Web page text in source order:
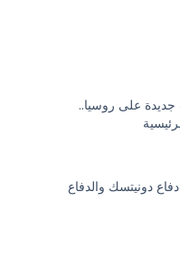
جديدة على روسيا..
دونيتسك والدفاع